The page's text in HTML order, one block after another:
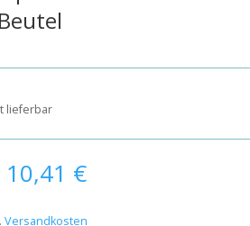
lieferbar
10,41 €
Versandkosten